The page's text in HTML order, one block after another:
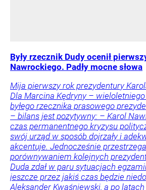
Były rzecznik Dudy ocenił
Nawrockiego. Padły mocne słowa
Mija pierwszy rok prezydentury
Dla Marcina Kędryny –
byłego rzecznika prasowego
– bilans jest pozytywny: – Karol
czas permanentnego kryzysu
swój urząd w sposób dojrzały i
akcentuje. Jednocześnie
porównywaniem kolejnych
Duda zdał w paru sytuacjach
jeszcze przez jakiś czas będzie
Aleksander Kwaśniewski, a po